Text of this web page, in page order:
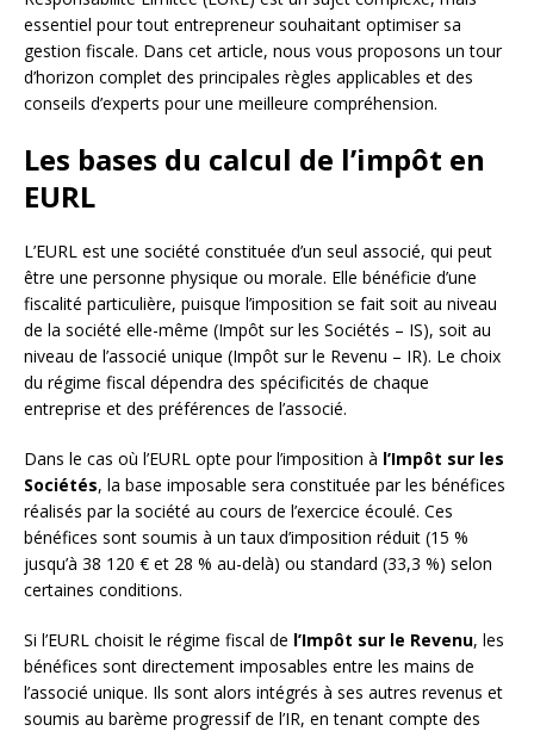
essentiel pour tout entrepreneur souhaitant optimiser sa
gestion fiscale. Dans cet article, nous vous proposons un tour
d’horizon complet des principales règles applicables et des
conseils d’experts pour une meilleure compréhension.
Les bases du calcul de l’impôt en
EURL
L’EURL est une société constituée d’un seul associé, qui peut
être une personne physique ou morale. Elle bénéficie d’une
fiscalité particulière, puisque l’imposition se fait soit au niveau
de la société elle-même (Impôt sur les Sociétés – IS), soit au
niveau de l’associé unique (Impôt sur le Revenu – IR). Le choix
du régime fiscal dépendra des spécificités de chaque
entreprise et des préférences de l’associé.
Dans le cas où l’EURL opte pour l’imposition à l’Impôt sur les
Sociétés, la base imposable sera constituée par les bénéfices
réalisés par la société au cours de l’exercice écoulé. Ces
bénéfices sont soumis à un taux d’imposition réduit (15 %
jusqu’à 38 120 € et 28 % au-delà) ou standard (33,3 %) selon
certaines conditions.
Si l’EURL choisit le régime fiscal de l’Impôt sur le Revenu, les
bénéfices sont directement imposables entre les mains de
l’associé unique. Ils sont alors intégrés à ses autres revenus et
soumis au barème progressif de l’IR, en tenant compte des